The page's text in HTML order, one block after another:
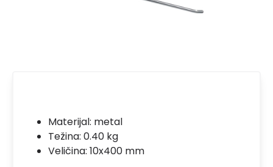
Materijal: metal
Težina: 0.40 kg
Veličina: 10x400 mm